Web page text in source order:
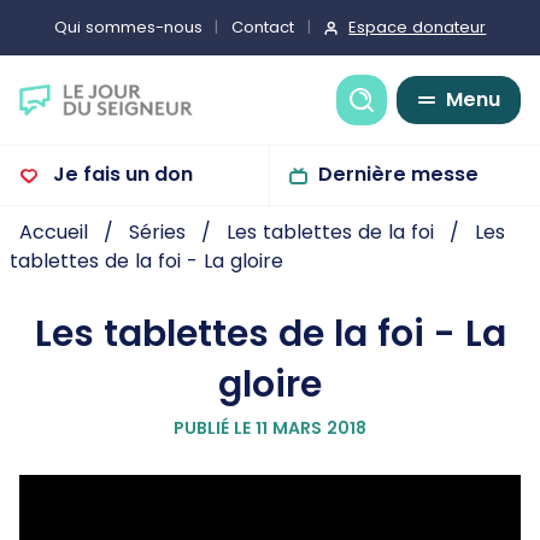
Qui sommes-nous Contact Espace donateur
Recherche
Menu
Je fais un don Dernière messe
Accueil Séries Les tablettes de la foi
Les
tablettes de la foi - La gloire
Les tablettes de la foi - La
gloire
PUBLIÉ LE 11 MARS 2018